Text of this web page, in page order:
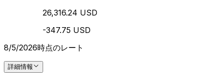
26,316.24 USD
-347.75 USD
8/5/2026時点のレート
詳細情報